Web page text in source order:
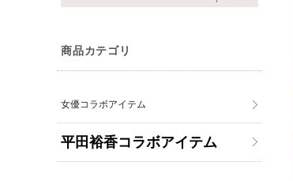
商品カテゴリ
女優コラボアイテム
平田裕香コラボアイテム